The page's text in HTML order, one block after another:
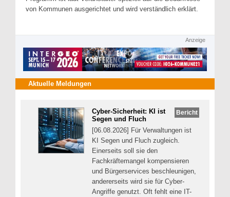
von Kommunen ausgerichtet und wird verständlich erklärt.
Anzeige
Aktuelle Meldungen
Bericht
Cyber-Sicherheit: KI ist
Segen und Fluch
[06.08.2026] Für Verwaltungen ist
KI Segen und Fluch zugleich.
Einerseits soll sie den
Fachkräftemangel kompensieren
und Bürgerservices beschleunigen,
andererseits wird sie für Cyber-
Angriffe genutzt. Oft fehlt eine IT-